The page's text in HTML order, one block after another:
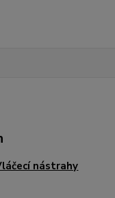
nástrahy